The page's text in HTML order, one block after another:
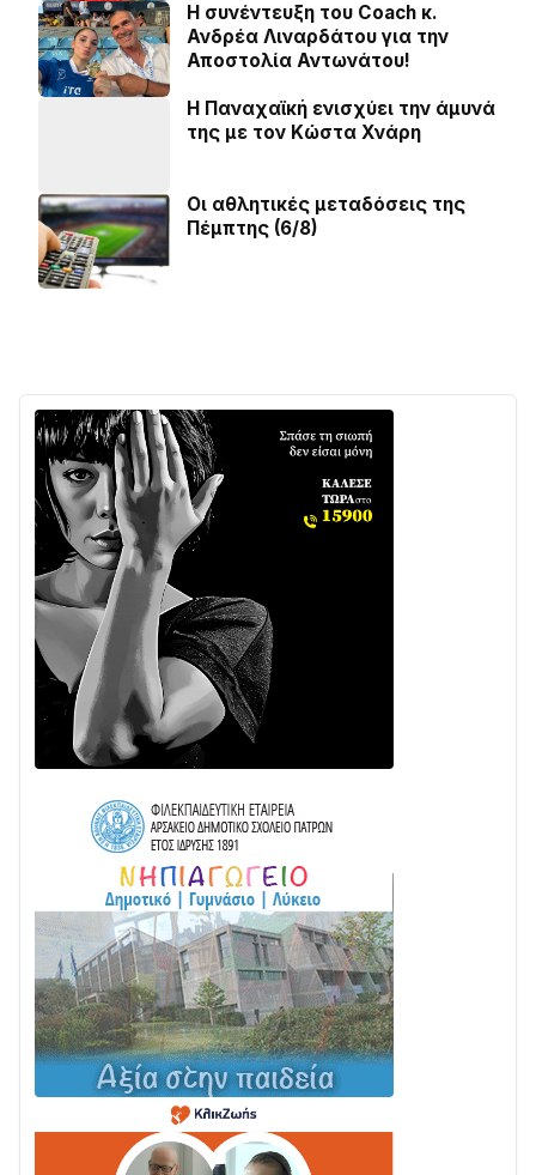
H συνέντευξη του Coach κ.
Ανδρέα Λιναρδάτου για την
Αποστολία Αντωνάτου!
Η Παναχαϊκή ενισχύει την άμυνά
της με τον Κώστα Χνάρη
Οι αθλητικές μεταδόσεις της
Πέμπτης (6/8)